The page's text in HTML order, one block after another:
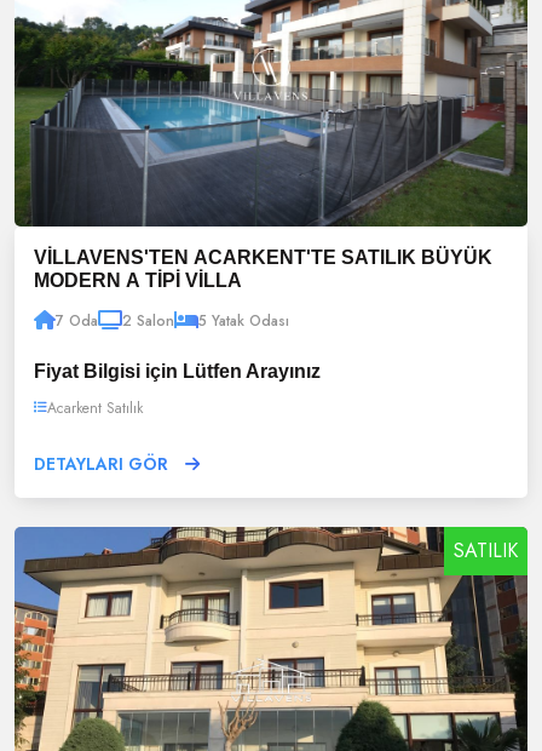
VİLLAVENS'TEN ACARKENT'TE SATILIK BÜYÜK
MODERN A TİPİ VİLLA
7 Oda 2 Salon 5 Yatak Odası
Fiyat Bilgisi için Lütfen Arayınız
Acarkent Satılık
DETAYLARI GÖR
SATILIK